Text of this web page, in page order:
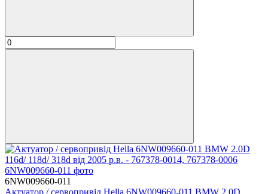
6NW009660-011
Актуатор / сервопривід Hella 6NW009660-011 BMW 2.0D